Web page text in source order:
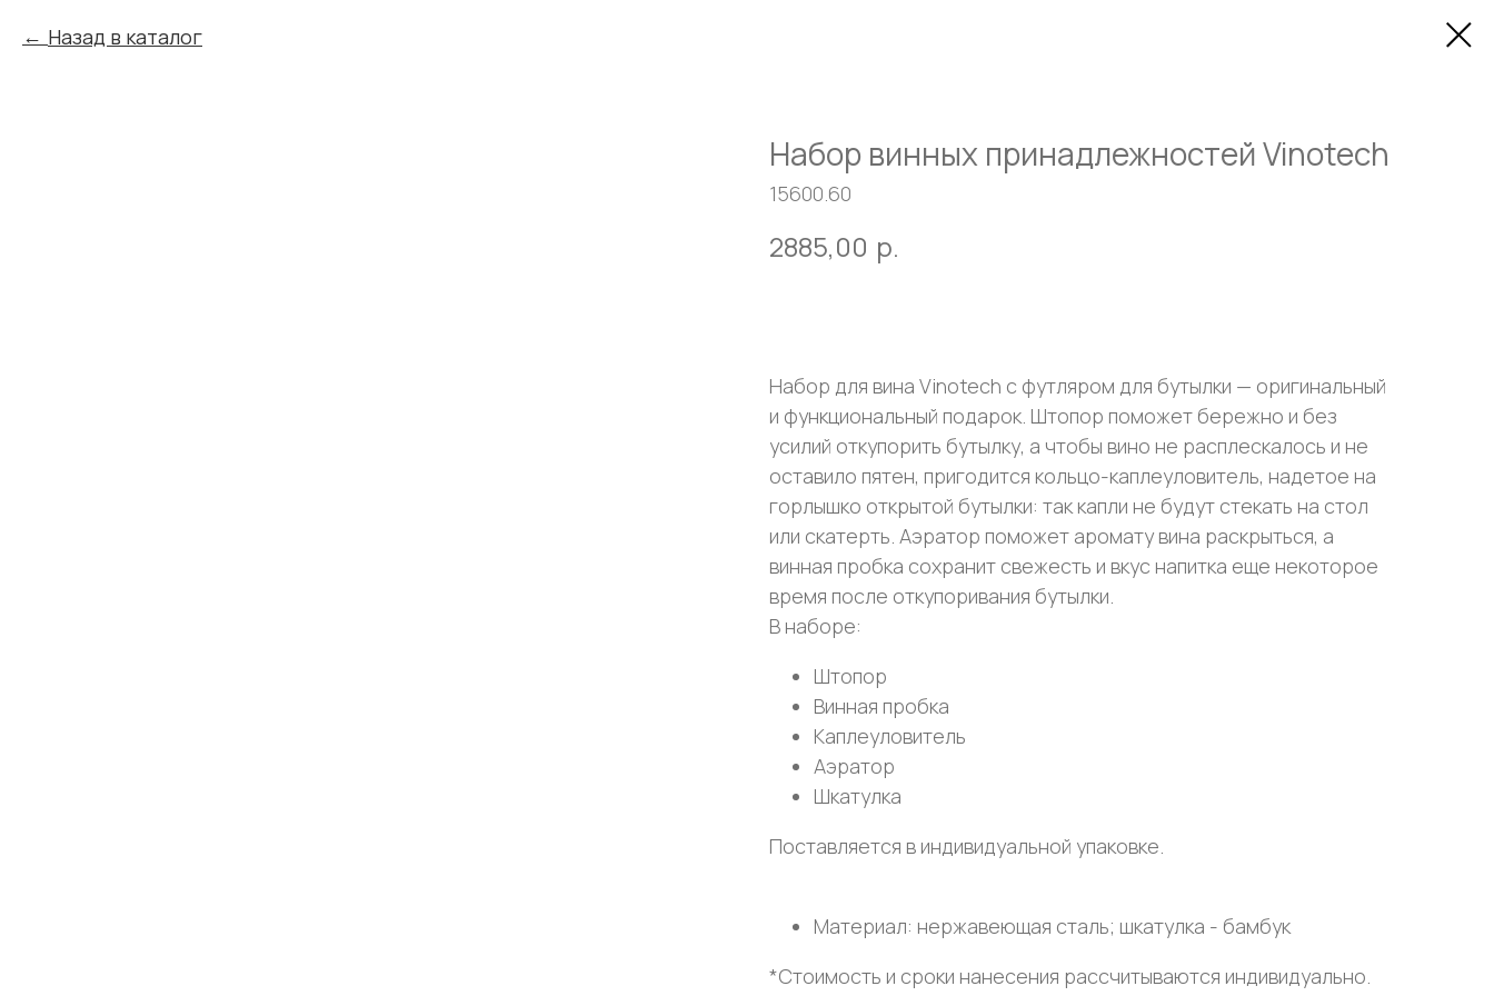
Назад в каталог
Набор винных принадлежностей Vinotech
15600.60
2885,00 р.
Набор для вина Vinotech с футляром для бутылки — оригинальный
и функциональный подарок. Штопор поможет бережно и без
усилий откупорить бутылку, а чтобы вино не расплескалось и не
оставило пятен, пригодится кольцо-каплеуловитель, надетое на
горлышко открытой бутылки: так капли не будут стекать на стол
или скатерть. Аэратор поможет аромату вина раскрыться, а
винная пробка сохранит свежесть и вкус напитка еще некоторое
время после откупоривания бутылки.
В наборе:
Штопор
Винная пробка
Каплеуловитель
Аэратор
Шкатулка
Поставляется в индивидуальной упаковке.
Материал: нержавеющая сталь; шкатулка - бамбук
*Стоимость и сроки нанесения рассчитываются индивидуально.